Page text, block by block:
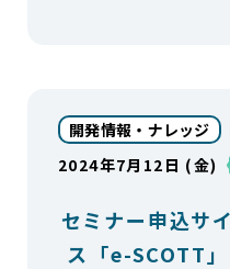
開発情報・ナレッジ
2024年7月12日 (金)
セミナー申込サ
ス「e-SCOTT